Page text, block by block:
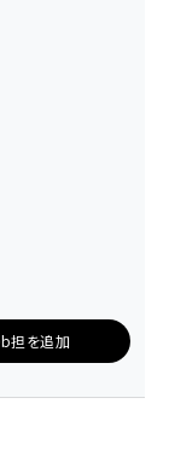
担を追加